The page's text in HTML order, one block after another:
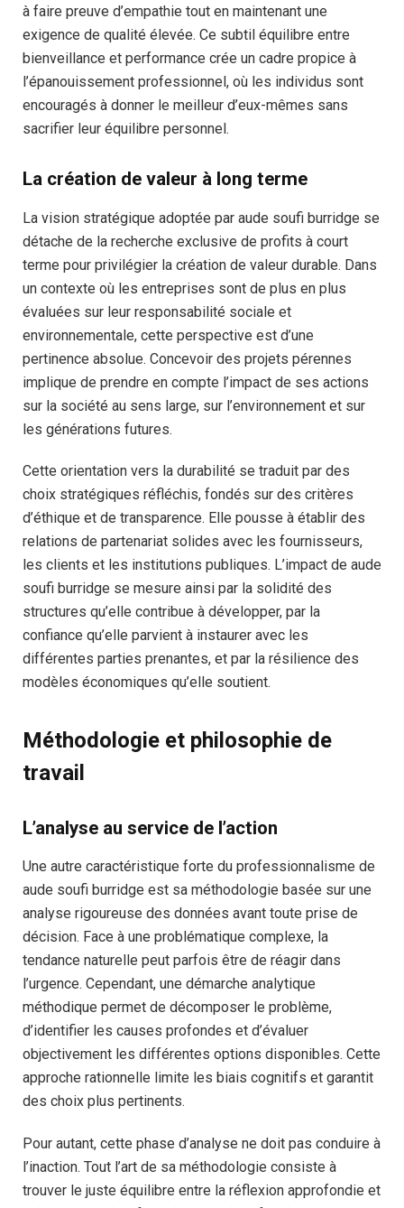
à faire preuve d’empathie tout en maintenant une
exigence de qualité élevée. Ce subtil équilibre entre
bienveillance et performance crée un cadre propice à
l’épanouissement professionnel, où les individus sont
encouragés à donner le meilleur d’eux-mêmes sans
sacrifier leur équilibre personnel.
La création de valeur à long terme
La vision stratégique adoptée par aude soufi burridge se
détache de la recherche exclusive de profits à court
terme pour privilégier la création de valeur durable. Dans
un contexte où les entreprises sont de plus en plus
évaluées sur leur responsabilité sociale et
environnementale, cette perspective est d’une
pertinence absolue. Concevoir des projets pérennes
implique de prendre en compte l’impact de ses actions
sur la société au sens large, sur l’environnement et sur
les générations futures.
Cette orientation vers la durabilité se traduit par des
choix stratégiques réfléchis, fondés sur des critères
d’éthique et de transparence. Elle pousse à établir des
relations de partenariat solides avec les fournisseurs,
les clients et les institutions publiques. L’impact de aude
soufi burridge se mesure ainsi par la solidité des
structures qu’elle contribue à développer, par la
confiance qu’elle parvient à instaurer avec les
différentes parties prenantes, et par la résilience des
modèles économiques qu’elle soutient.
Méthodologie et philosophie de
travail
L’analyse au service de l’action
Une autre caractéristique forte du professionnalisme de
aude soufi burridge est sa méthodologie basée sur une
analyse rigoureuse des données avant toute prise de
décision. Face à une problématique complexe, la
tendance naturelle peut parfois être de réagir dans
l’urgence. Cependant, une démarche analytique
méthodique permet de décomposer le problème,
d’identifier les causes profondes et d’évaluer
objectivement les différentes options disponibles. Cette
approche rationnelle limite les biais cognitifs et garantit
des choix plus pertinents.
Pour autant, cette phase d’analyse ne doit pas conduire à
l’inaction. Tout l’art de sa méthodologie consiste à
trouver le juste équilibre entre la réflexion approfondie et